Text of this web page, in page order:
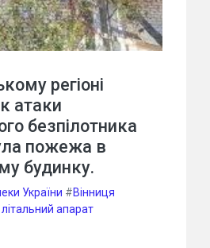
регіоні
атаки
безпілотника
пожежа в
будинку.
України #Вінниця
апарат